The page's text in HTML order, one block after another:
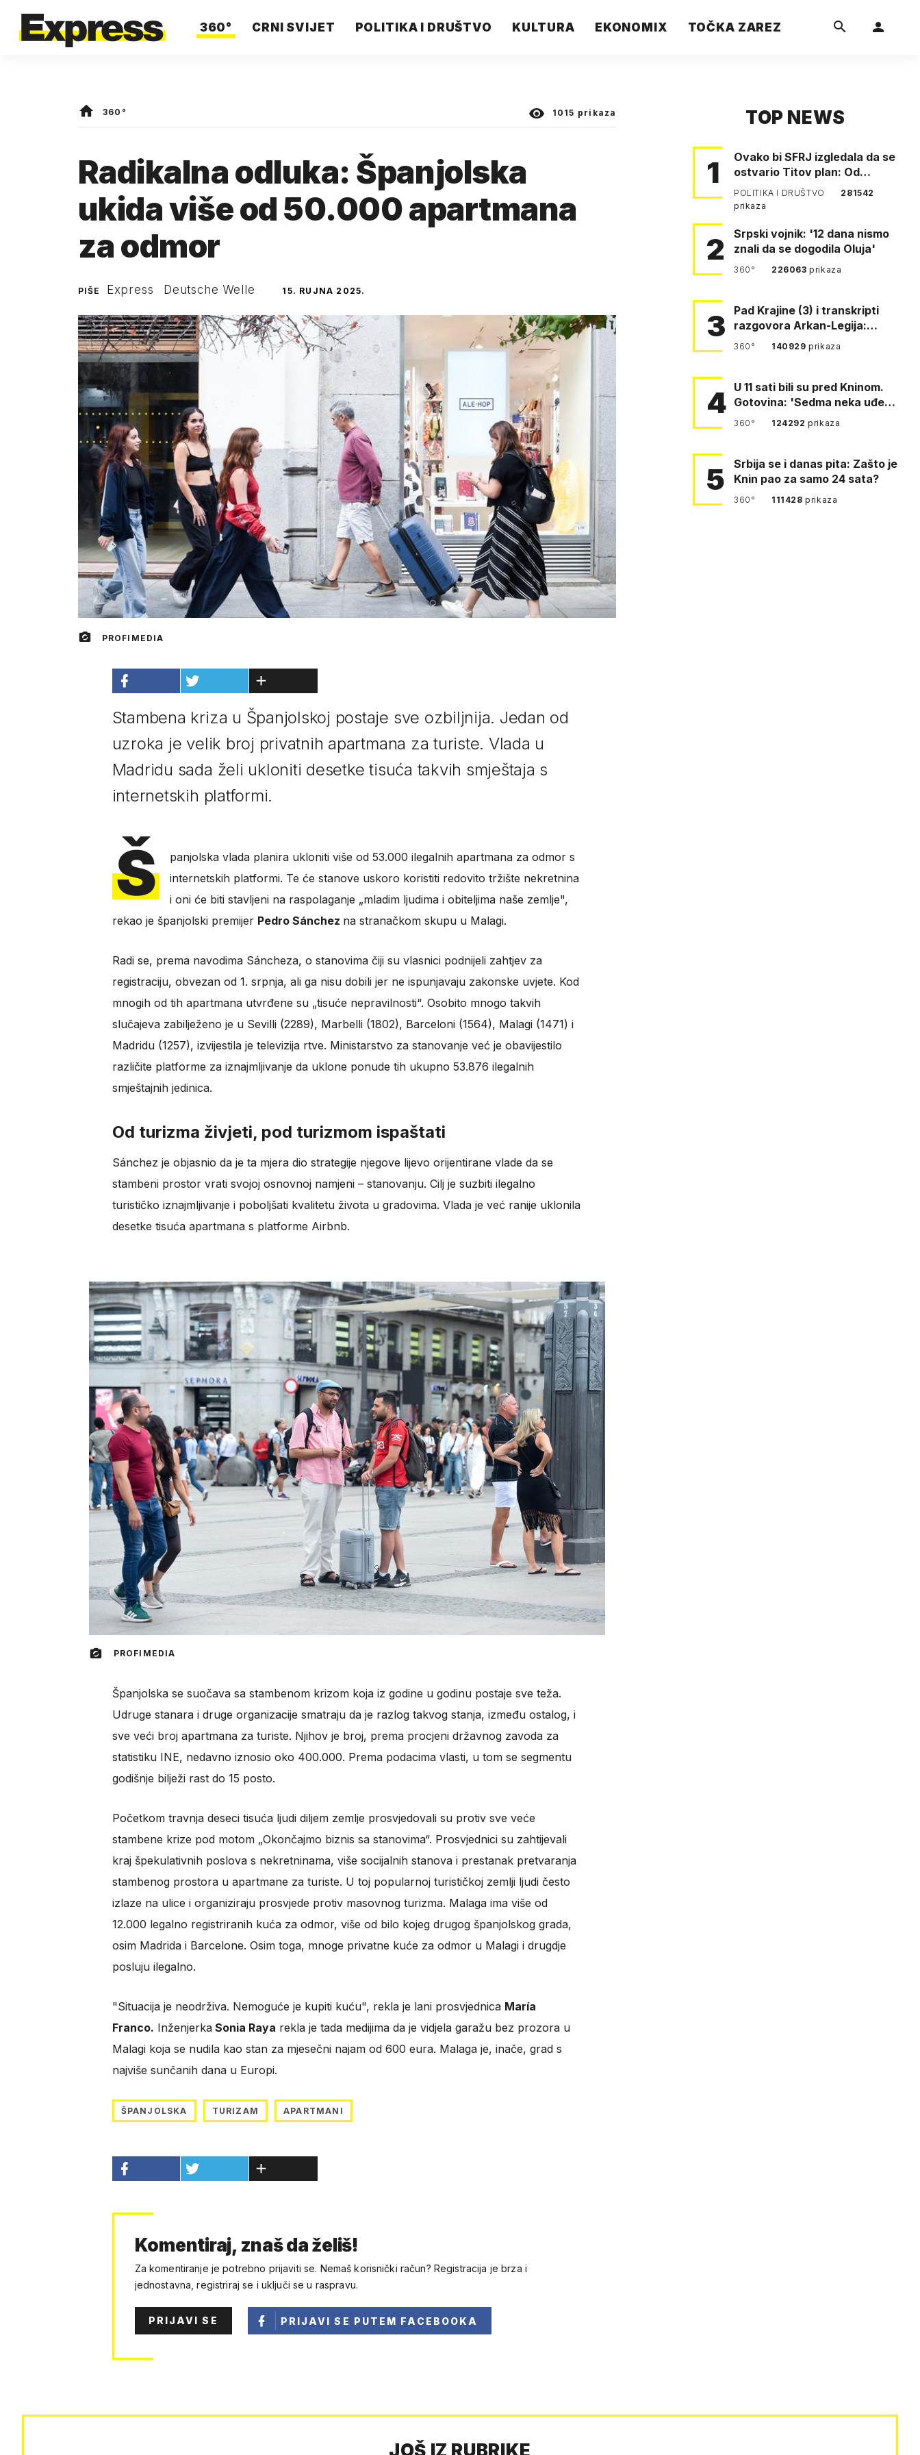
360° CRNI SVIJET POLITIKA I DRUŠTVO KULTURA EKONOMIX TOČKA ZAREZ
360° 1015 prikaza
Radikalna odluka: Španjolska
ukida više od 50.000 apartmana
za odmor
PIŠE Express Deutsche Welle 15. RUJNA 2025.
PROFIMEDIA
Stambena kriza u Španjolskoj postaje sve ozbiljnija. Jedan od
uzroka je velik broj privatnih apartmana za turiste. Vlada u
Madridu sada želi ukloniti desetke tisuća takvih smještaja s
internetskih platformi.
Š
panjolska vlada planira ukloniti više od 53.000 ilegalnih apartmana za odmor s
internetskih platformi. Te će stanove uskoro koristiti redovito tržište nekretnina
i oni će biti stavljeni na raspolaganje „mladim ljudima i obiteljima naše zemlje",
rekao je španjolski premijer Pedro Sánchez na stranačkom skupu u Malagi.
Radi se, prema navodima Sáncheza, o stanovima čiji su vlasnici podnijeli zahtjev za
registraciju, obvezan od 1. srpnja, ali ga nisu dobili jer ne ispunjavaju zakonske uvjete. Kod
mnogih od tih apartmana utvrđene su „tisuće nepravilnosti“. Osobito mnogo takvih
slučajeva zabilježeno je u Sevilli (2289), Marbelli (1802), Barceloni (1564), Malagi (1471) i
Madridu (1257), izvijestila je televizija rtve. Ministarstvo za stanovanje već je obavijestilo
različite platforme za iznajmljivanje da uklone ponude tih ukupno 53.876 ilegalnih
smještajnih jedinica.
Od turizma živjeti, pod turizmom ispaštati
Sánchez je objasnio da je ta mjera dio strategije njegove lijevo orijentirane vlade da se
stambeni prostor vrati svojoj osnovnoj namjeni – stanovanju. Cilj je suzbiti ilegalno
turističko iznajmljivanje i poboljšati kvalitetu života u gradovima. Vlada je već ranije uklonila
desetke tisuća apartmana s platforme Airbnb.
PROFIMEDIA
Španjolska se suočava sa stambenom krizom koja iz godine u godinu postaje sve teža.
Udruge stanara i druge organizacije smatraju da je razlog takvog stanja, između ostalog, i
sve veći broj apartmana za turiste. Njihov je broj, prema procjeni državnog zavoda za
statistiku INE, nedavno iznosio oko 400.000. Prema podacima vlasti, u tom se segmentu
godišnje bilježi rast do 15 posto.
Početkom travnja deseci tisuća ljudi diljem zemlje prosvjedovali su protiv sve veće
stambene krize pod motom „Okončajmo biznis sa stanovima“. Prosvjednici su zahtijevali
kraj špekulativnih poslova s nekretninama, više socijalnih stanova i prestanak pretvaranja
stambenog prostora u apartmane za turiste. U toj popularnoj turističkoj zemlji ljudi često
izlaze na ulice i organiziraju prosvjede protiv masovnog turizma. Malaga ima više od
12.000 legalno registriranih kuća za odmor, više od bilo kojeg drugog španjolskog grada,
osim Madrida i Barcelone. Osim toga, mnoge privatne kuće za odmor u Malagi i drugdje
posluju ilegalno.
"Situacija je neodrživa. Nemoguće je kupiti kuću", rekla je lani prosvjednica María
Franco. InženjerkaSonia Raya rekla je tada medijima da je vidjela garažu bez prozora u
Malagi koja se nudila kao stan za mjesečni najam od 600 eura. Malaga je, inače, grad s
najviše sunčanih dana u Europi.
ŠPANJOLSKA TURIZAM APARTMANI
Komentiraj, znaš da želiš!
Za komentiranje je potrebno prijaviti se. Nemaš korisnički račun? Registracija je brza i
jednostavna, registriraj se i uključi se u raspravu.
PRIJAVI SE PRIJAVI SE PUTEM FACEBOOKA
TOP NEWS
1
Ovako bi SFRJ izgledala da se
ostvario Titov plan: Od
Klagenfurta do Istanbula!
POLITIKA I DRUŠTVO
281542
prikaza
2
Srpski vojnik: '12 dana nismo
znali da se dogodila Oluja'
360° 226063prikaza
3
Pad Krajine (3) i transkripti
razgovora Arkan-Legija:
'Čujem, prelazite ustašam…
360° 140929prikaza
4 U 11 sati bili su pred Kninom.
Gotovina: 'Sedma neka uđe,
4. gardijska neka g…
360° 124292prikaza
5
Srbija se i danas pita: Zašto je
Knin pao za samo 24 sata?
360° 111428prikaza